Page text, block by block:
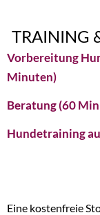
Eine kostenfreie
TRAINING
Vorbereitung
Minuten)
Beratung (60
Hundetraining